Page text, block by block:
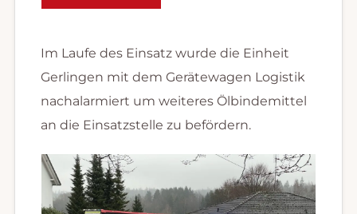
Im Laufe des Einsatz wurde die Einheit
Gerlingen mit dem Gerätewagen Logistik
nachalarmiert um weiteres Ölbindemittel
an die Einsatzstelle zu befördern.